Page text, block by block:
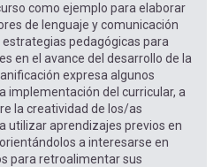
como ejemplo para elaborar
de lenguaje y comunicación
pedagógicas para
en el avance del desarrollo de la
expresa algunos
implementación del curricular, a
la creatividad de los/as
utilizar aprendizajes previos en
a interesarse en
para retroalimentar sus